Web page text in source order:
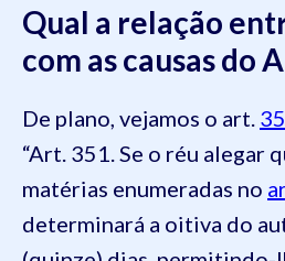
Qual a relação
com as causas do
De plano, vejamos o art.
“Art. 351. Se o réu alegar
matérias enumeradas no
determinará a oitiva do